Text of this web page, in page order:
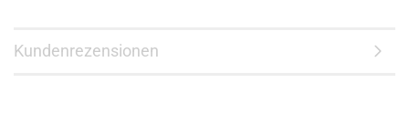
Kundenrezensionen